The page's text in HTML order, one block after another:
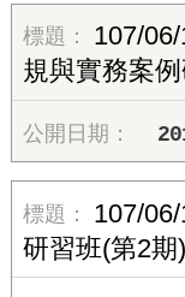
107/
規與實務案
107/
研習班(第2期)